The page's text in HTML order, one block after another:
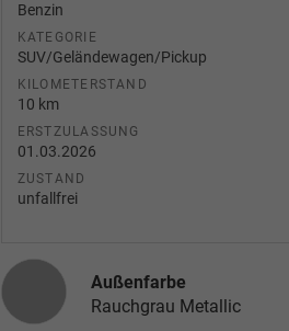
Benzin
KATEGORIE
SUV/Geländewagen/Pickup
KILOMETERSTAND
10 km
ERSTZULASSUNG
01.03.2026
ZUSTAND
unfallfrei
Außenfarbe
Rauchgrau Metallic